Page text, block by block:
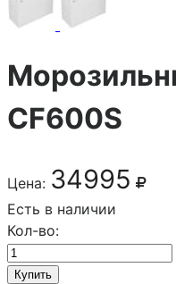
CF600S
Цена: 34995
Есть в наличии
Кол-во:
Купить